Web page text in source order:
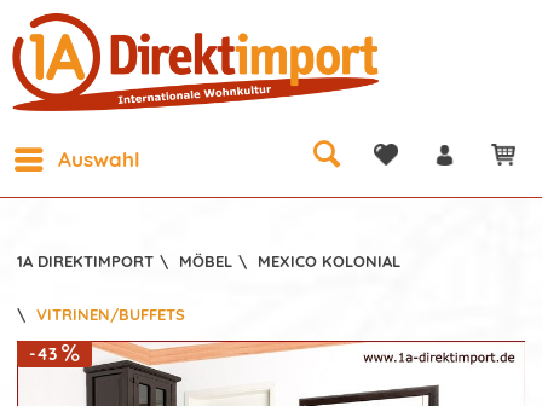
Auswahl
1A DIREKTIMPORT \ MÖBEL \ MEXICO KOLONIAL
\ VITRINEN/BUFFETS
-43